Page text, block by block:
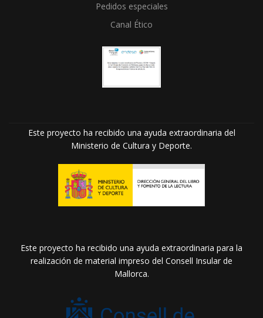
Pedidos especiales
Canal Ético
Este proyecto ha recibido una ayuda extraordinaria del
Ministerio de Cultura y Deporte.
Este proyecto ha recibido una ayuda extraordinaria para la
realización de material impreso del Consell Insular de
Mallorca.